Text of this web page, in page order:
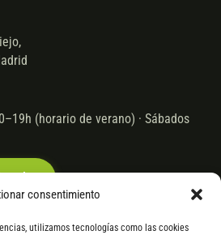
consentimiento
utilizamos tecnologías como las cookies
(horario de verano) · Sábados